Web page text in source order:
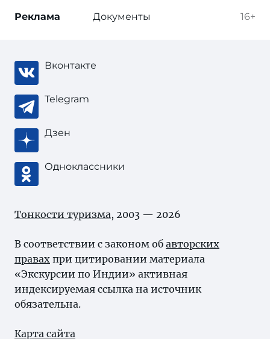
16+
Реклама Документы
Вконтакте
Telegram
Дзен
Одноклассники
Тонкости туризма, 2003 — 2026
В соответствии с законом об авторских
правах при цитировании материала
«Экскурсии по Индии» активная
индексируемая ссылка на источник
обязательна.
Карта сайта